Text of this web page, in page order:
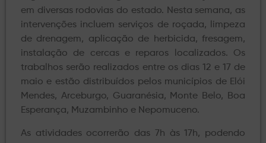
em diversas rodovias do estado. Nesta semana, as
intervenções incluem serviços de roçada, limpeza
de drenagem, aplicação de herbicida, fresagem,
instalação de cercas e reparos localizados. Os
trabalhos serão realizados entre os dias 12 e 17 de
maio e estão distribuídos pelos municípios de Elói
Mendes, Arceburgo, Guaranésia, Monte Belo, Boa
Esperança, Muzambinho e Nepomuceno.
As atividades ocorrerão das 7h às 17h, podendo